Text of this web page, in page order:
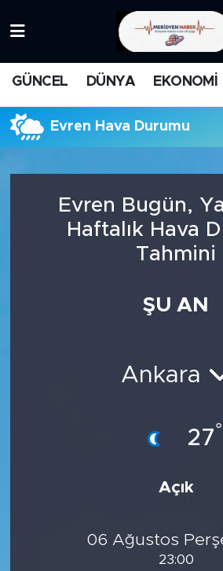
GÜNCEL DÜNYA EKONOMİ
Evren Hava Durumu
Evren Bugün,
Haftalık Hava
Tahmini
ŞU AN
Ankara
27°
Açık
06 Ağustos
23:00
FİNANS
BİLİM-TEKNOLOJİ
Süper Lig Puan Durumu ve
Tüm Manşetler
Son Dakika Haberleri